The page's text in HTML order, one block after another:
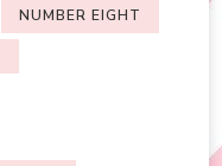
NUMBER EIGHT